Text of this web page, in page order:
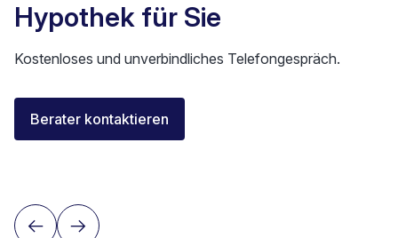
Hypothek für Sie
Kostenloses und unverbindliches Telefongespräch.
Berater kontaktieren
Elisa Longo
Finanzierungsberaterin IAF